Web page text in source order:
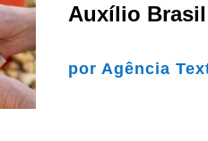
Auxílio Brasil
por Agência